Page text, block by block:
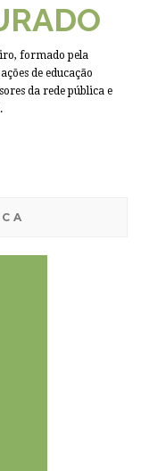
formado pela
de educação
da rede pública e